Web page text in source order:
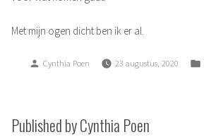
Met mijn ogen dicht ben ik er al.
Posted
Cynthia Poen 23 augustus, 2020
Published by Cynthia Poen